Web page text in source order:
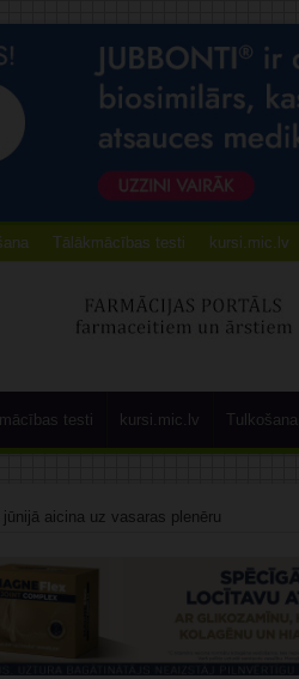
Tālākmācības testi kursi.mic.lv
testi kursi.mic.lv Tulkošana
jūnijā aicina uz vasaras plenēru